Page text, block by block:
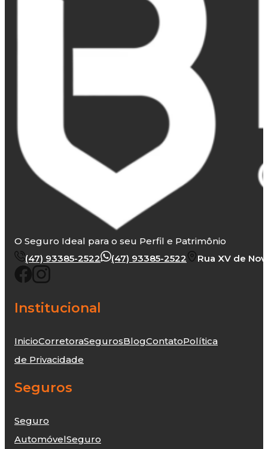
O Seguro Ideal para o seu Perfil e Patrimônio
(47) 93385-2522
(47) 93385-2522 Rua XV de
Institucional
InicioCorretoraSegurosBlogContatoPolítica
de Privacidade
Seguros
Seguro
AutomóvelSeguro